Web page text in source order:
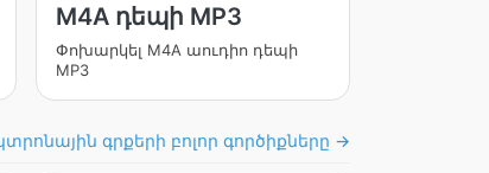
M4A դեպի MP3
Փոխարկել M4A աուդիո դեպի
MP3
գրքերի բոլոր գործիքները →